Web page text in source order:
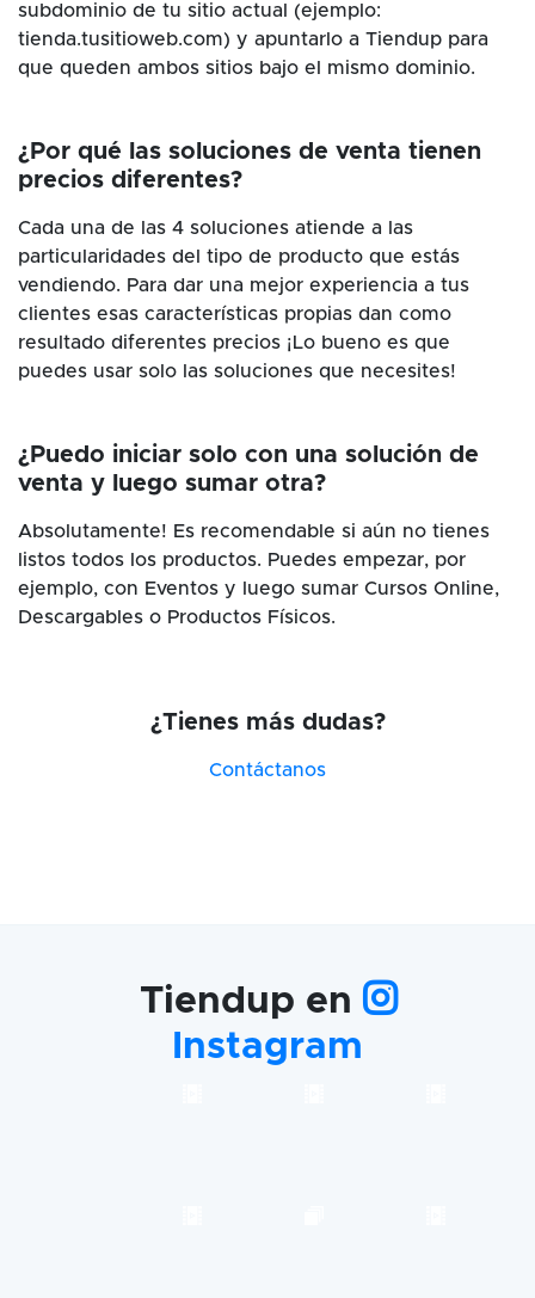
subdominio de tu sitio actual (ejemplo:
tienda.tusitioweb.com) y apuntarlo a Tiendup para
que queden ambos sitios bajo el mismo dominio.
¿Por qué las soluciones de venta tienen
precios diferentes?
Cada una de las 4 soluciones atiende a las
particularidades del tipo de producto que estás
vendiendo. Para dar una mejor experiencia a tus
clientes esas características propias dan como
resultado diferentes precios ¡Lo bueno es que
puedes usar solo las soluciones que necesites!
¿Puedo iniciar solo con una solución de
venta y luego sumar otra?
Absolutamente! Es recomendable si aún no tienes
listos todos los productos. Puedes empezar, por
ejemplo, con Eventos y luego sumar Cursos Online,
Descargables o Productos Físicos.
¿Tienes más dudas?
Contáctanos
Tiendup en
Instagram